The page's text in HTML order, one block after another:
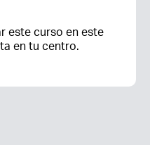
este curso en este
en tu centro.